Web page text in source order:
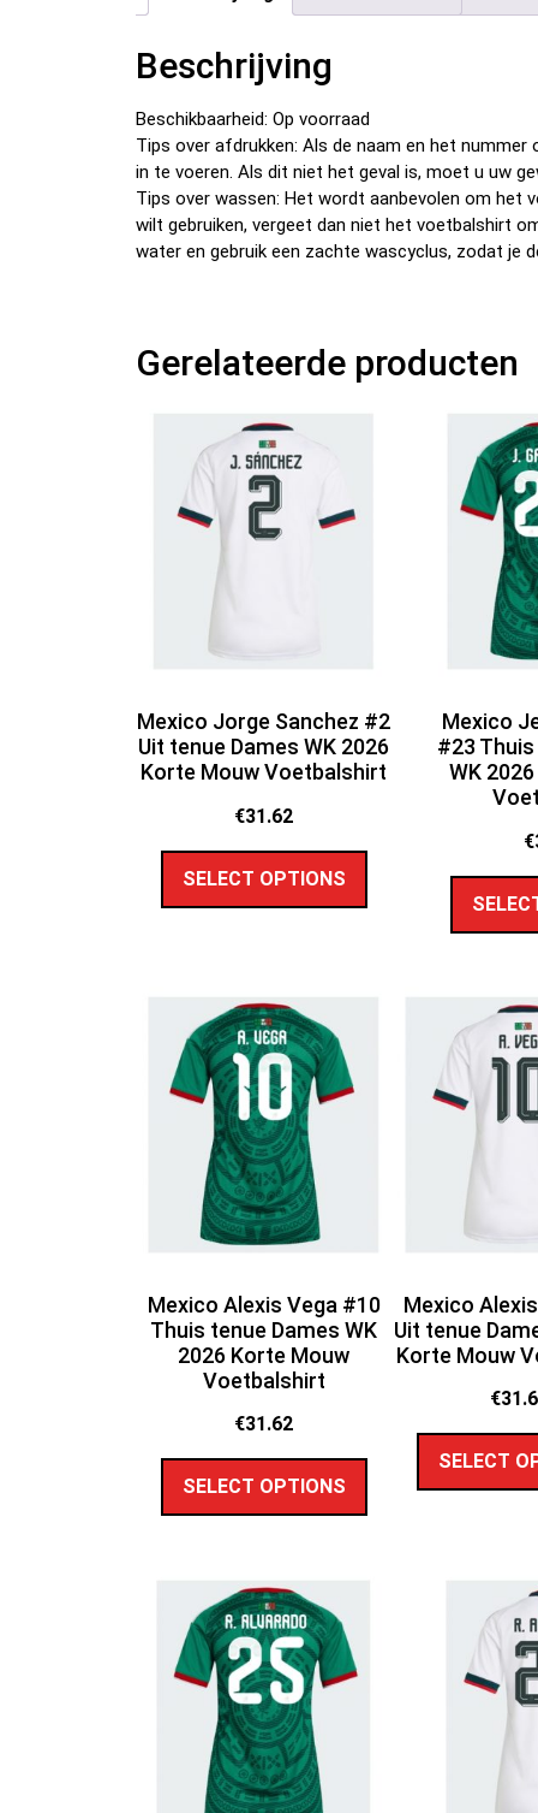
Beschrijving
Beschikbaarheid: Op voorraad
Tips over afdrukken: Als de naam en het
in te voeren. Als dit niet het geval is, moet u uw
Tips over wassen: Het wordt aanbevolen om het
wilt gebruiken, vergeet dan niet het voetbalshirt
water en gebruik een zachte wascyclus, zodat je
Gerelateerde producten
Mexico Jorge Sanchez #2
Uit tenue Dames WK 2026
Korte Mouw Voetbalshirt
€31.62
SELECT OPTIONS
Mexico
#23
WK
€
Mexico Alexis Vega #10
Thuis tenue Dames WK
2026 Korte Mouw
Voetbalshirt
€31.62
SELECT OPTIONS
Mexico
Uit tenue
Korte Mouw
€
SELECT